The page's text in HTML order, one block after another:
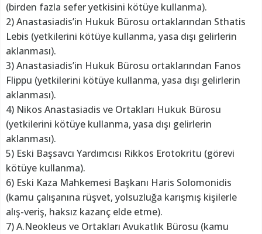
(birden fazla sefer yetkisini kötüye kullanma).
2) Anastasiadis’in Hukuk Bürosu ortaklarından Sthatis
Lebis (yetkilerini kötüye kullanma, yasa dışı gelirlerin
aklanması).
3) Anastasiadis’in Hukuk Bürosu ortaklarından Fanos
Flippu (yetkilerini kötüye kullanma, yasa dışı gelirlerin
aklanması).
4) Nikos Anastasiadis ve Ortakları Hukuk Bürosu
(yetkilerini kötüye kullanma, yasa dışı gelirlerin
aklanması).
5) Eski Başsavcı Yardımcısı Rikkos Erotokritu (görevi
kötüye kullanma).
6) Eski Kaza Mahkemesi Başkanı Haris Solomonidis
(kamu çalışanına rüşvet, yolsuzluğa karışmış kişilerle
alış-veriş, haksız kazanç elde etme).
7) A.Neokleus ve Ortakları Avukatlık Bürosu (kamu